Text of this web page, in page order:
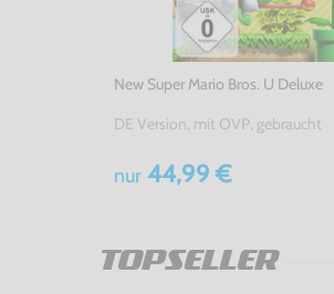
New Super Mario Bros. U Deluxe
DE Version, mit OVP, gebraucht
nur 44,99 €
TOPSELLER